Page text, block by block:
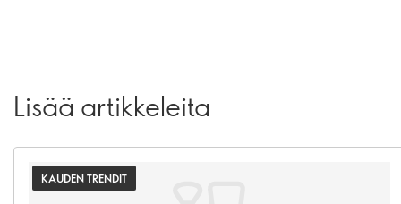
Lisää artikkeleita
KAUDEN TRENDIT